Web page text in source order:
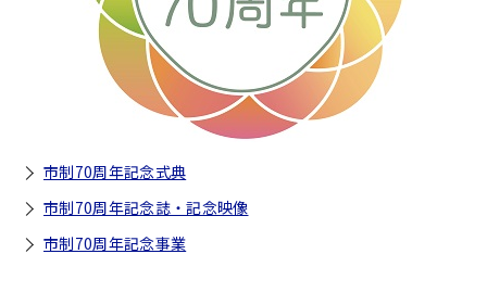
市制70周年記念式典
市制70周年記念誌・記念映像
市制70周年記念事業